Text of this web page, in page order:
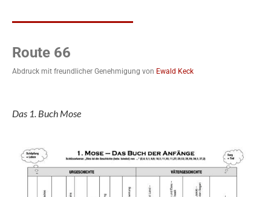
Route 66
Abdruck mit freundlicher Genehmigung von Ewald Keck
Das 1. Buch Mose